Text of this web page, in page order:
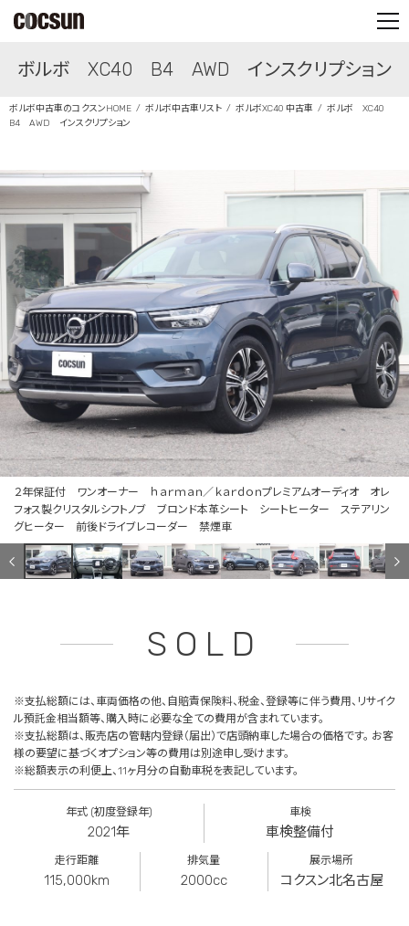
CONTACT
ボルボ XC40 B4 AWD インスクリプション
ボルボ中古車のコクスンHOME ボルボ中古車リスト ボルボXC40 中古車
ボルボ XC40
B4 AWD インスクリプション
２年保証付 ワンオーナー ｈａｒｍａｎ／ｋａｒｄｏｎプレミアムオーディオ オレ
フォス製クリスタルシフトノブ ブロンド本革シート シートヒーター ステアリン
グヒーター 前後ドライブレコーダー 禁煙車
SOLD
※支払総額には、車両価格の他、自賠責保険料、税金、登録等に伴う費用、リサイク
ル預託金相当額等、購入時に必要な全ての費用が含まれています。
※支払総額は、販売店の管轄内登録（届出）で店頭納車した場合の価格です。 お客
様の要望に基づくオプション等の費用は別途申し受けます。
※総額表示の利便上、11ヶ月分の自動車税を表記しています。
年式 (初度登録年)
2021年
車検
車検整備付
走行距離
115,000km
排気量
2000cc
展示場所
コクスン北名古屋